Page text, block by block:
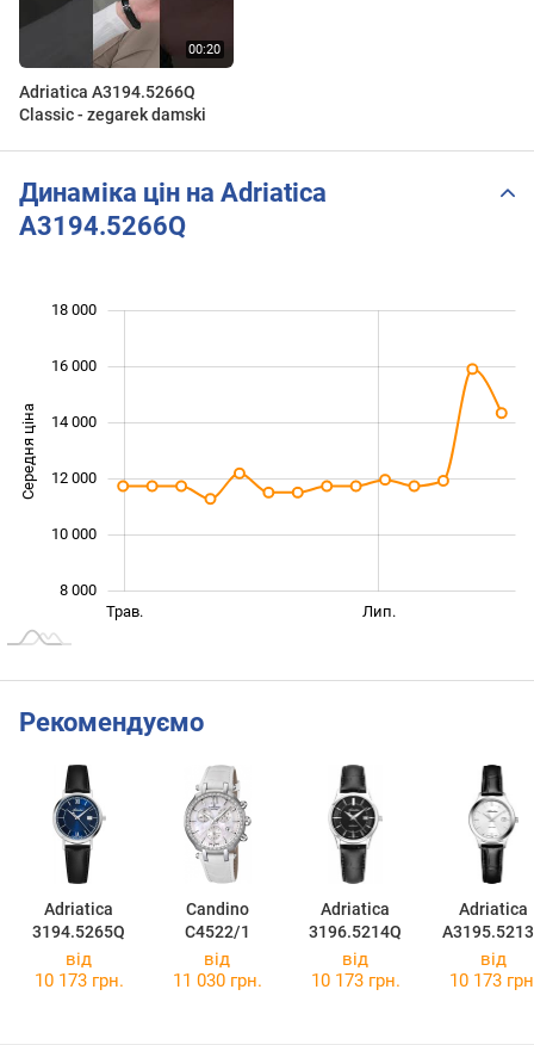
Adriatica A3194.5266Q
Classic - zegarek damski
Динаміка цін на Adriatica
A3194.5266Q
Середня ціна
8 000
10 000
12 000
14 000
16 000
18 000
L
Бер.
Трав. Лип.
Вер.
Рекомендуємо
Adriatica
3194.5265Q
Candino
C4522/1
Adriatica
3196.5214Q
Adriatica
від
10 173 грн.
від
11 030 грн.
від
10 173 грн.
від
10 173